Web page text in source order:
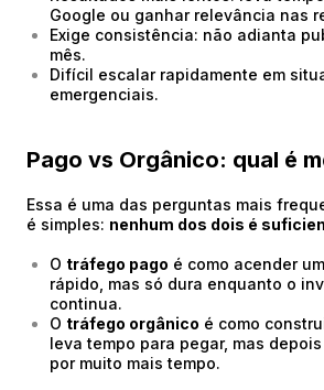
Google ou ganhar relevância nas
Exige consistência: não adianta
mês.
Difícil escalar rapidamente em
emergenciais.
Pago vs Orgânico: qual é
Essa é uma das perguntas mais
é simples: nenhum dos dois é
O tráfego pago é como acender
rápido, mas só dura enquanto o
continua.
O tráfego orgânico é como
leva tempo para pegar, mas
por muito mais tempo.